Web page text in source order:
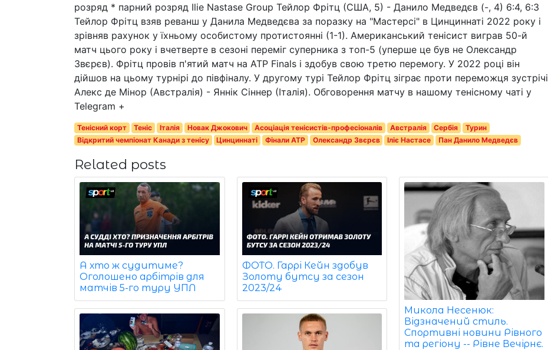
розряд * парний розряд Ilie Nastase Group Тейлор Фрітц (США, 5) - Данило Медведєв (-, 4) 6:4, 6:3
Тейлор Фрітц взяв реванш у Данила Медведєва за поразку на "Мастерсі" в Цинциннаті 2022 року і
зрівняв рахунок у їхньому особистому протистоянні (1-1). Американський тенісист виграв 50-й
матч цього року і вчетверте в сезоні переміг суперника з топ-5 (уперше це був не Олександр
Звєрєв). Фрітц провів п'ятий матч на АТР Finals і здобув свою третю перемогу. У 2022 році він
дійшов на цьому турнірі до півфіналу. У другому турі Тейлор Фрітц зіграє проти переможця зустрічі
Алекс де Мінор (Австралія) - Яннік Сіннер (Італія). Обговорення матчу в нашому тенісному чаті у
Telegram +
Тенісний корт Теніс Італія Новак Джокович Асоціація тенісистів-професіоналів Австралія Сербія
Турин
Відкритий чемпіонат Канади з тенісу
Цинциннаті Фінали ATP Олександр Звєрєв Іліє Настасе Пан Данило Медведєв
Related posts
А хто ж судитиме?
Оголошено арбітрів для
матчів 5-го туру УПЛ
ФОТО. Гаррі Кейн здобув
Золоту бутсу за сезон
2023/24
Микола Несенюк:
Відзначений стиль.
Спортивні новини Рівного
та регіону -- Рівне Вечірнє.